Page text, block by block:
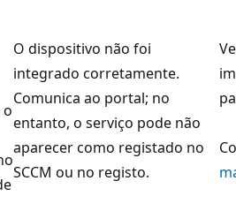
O dispositivo não foi
integrado corretamente.
Comunica ao portal; no
entanto, o serviço pode não
aparecer como registado no
SCCM ou no registo.